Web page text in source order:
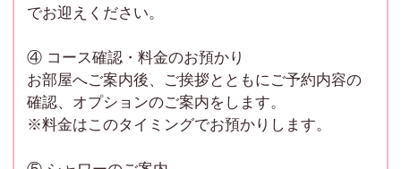
⑧ お見送り
「また来たい」と思っていただけるような、気持ちの
良い対応を心がけましょう。
⑨ ルームの片付け・次の準備
でお迎えください。
④ コース確認・料金のお預かり
お部屋へご案内後、ご挨拶とともにご予約内容の
確認、オプションのご案内をします。
※料金はこのタイミングでお預かりします。